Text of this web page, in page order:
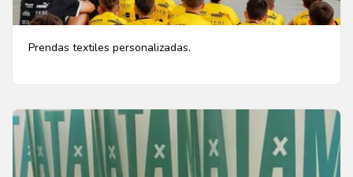
Prendas textiles personalizadas.